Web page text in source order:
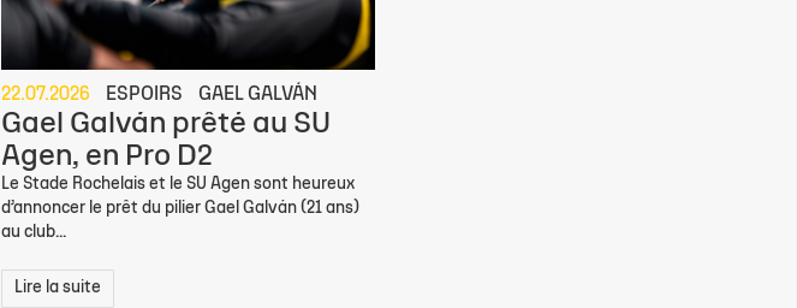
22.07.2026 ESPOIRS GAEL GALVÁN
Gael Galván prêté au SU
Agen, en Pro D2
Le Stade Rochelais et le SU Agen sont heureux
d’annoncer le prêt du pilier Gael Galván (21 ans)
au club...
Lire la suite